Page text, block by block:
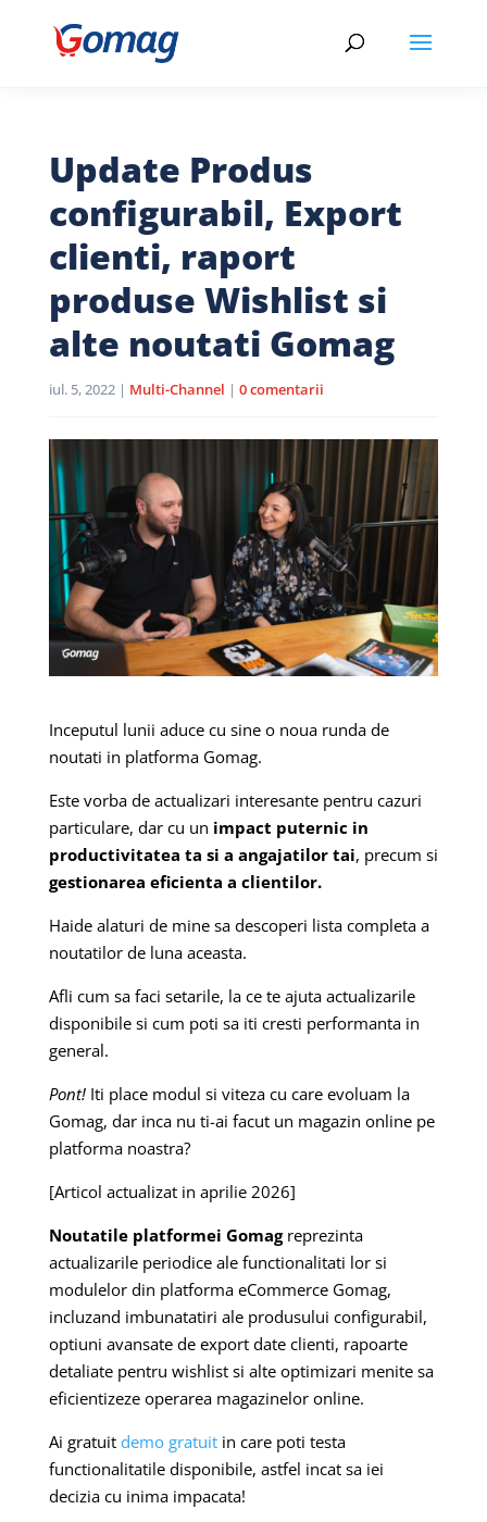
Update Produs
configurabil, Export
clienti, raport
produse Wishlist si
alte noutati Gomag
iul. 5, 2022| Multi-Channel | 0 comentarii
Inceputul lunii aduce cu sine o noua runda de
noutati in platforma Gomag.
Este vorba de actualizari interesante pentru cazuri
particulare, dar cu un impact puternic in
productivitatea ta si a angajatilor tai, precum si
gestionarea eficienta a clientilor.
Haide alaturi de mine sa descoperi lista completa a
noutatilor de luna aceasta.
Afli cum sa faci setarile, la ce te ajuta actualizarile
disponibile si cum poti sa iti cresti performanta in
general.
Pont!Iti place modul si viteza cu care evoluam la
Gomag, dar inca nu ti-ai facut un magazin online pe
platforma noastra?
[Articol actualizat in aprilie 2026]
Noutatile platformei Gomagreprezinta
actualizarile periodice ale functionalitati lor si
modulelor din platforma eCommerce Gomag,
incluzand imbunatatiri ale produsului configurabil,
optiuni avansate de export date clienti, rapoarte
detaliate pentru wishlist si alte optimizari menite sa
eficientizeze operarea magazinelor online.
Ai gratuit demo gratuitin care poti testa
functionalitatile disponibile, astfel incat sa iei
decizia cu inima impacata!